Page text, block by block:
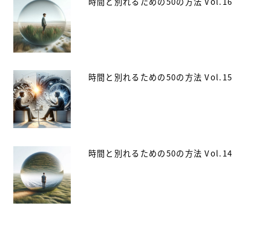
時間と別れるための50の方法 Vol.15
時間と別れるための50の方法 Vol.14